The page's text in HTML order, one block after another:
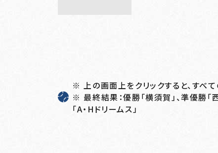
※ 上の画面上をクリックすると、すべ
※ 最終結果：優勝「横須賀」、準優勝「西
「A・Hドリームス」